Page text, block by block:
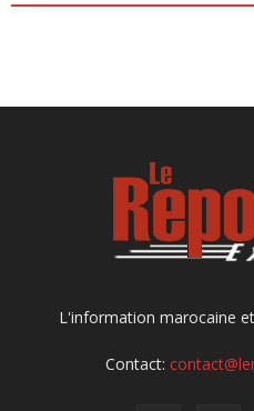
L'information marocaine
Contact: